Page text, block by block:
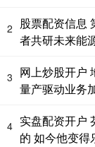
2
股票配资信息
者共研未来能
3 网上炒股开户
量产驱动业务
4 实盘配资开户
的 如今他变得